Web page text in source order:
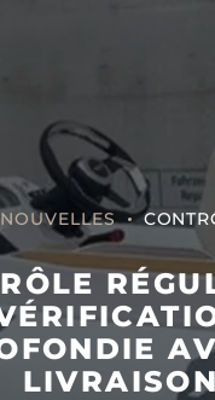
NOUVELLES